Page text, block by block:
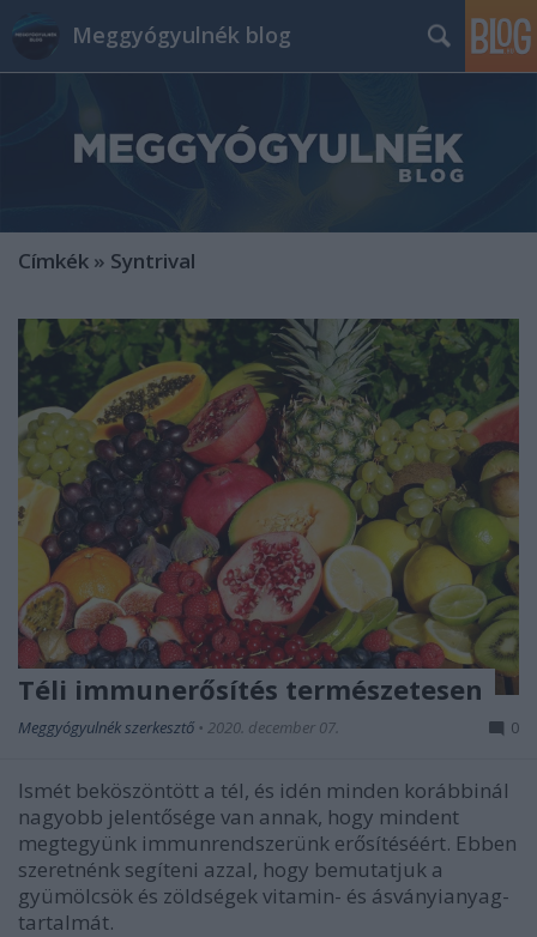
Meggyógyulnék blog
Címkék » Syntrival
Téli immunerősítés természetesen
Meggyógyulnék szerkesztő • 2020. december 07. 0
Ismét beköszöntött a tél, és idén minden korábbinál
nagyobb jelentősége van annak, hogy mindent
megtegyünk immunrendszerünk erősítéséért. Ebben
szeretnénk segíteni azzal, hogy bemutatjuk a
gyümölcsök és zöldségek vitamin- és ásványianyag-
tartalmát.